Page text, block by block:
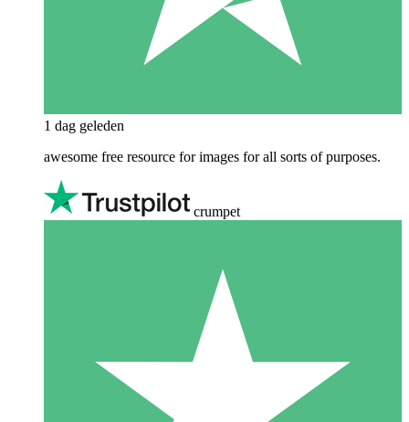
1 dag geleden
awesome free resource for images for all sorts of purposes.
crumpet